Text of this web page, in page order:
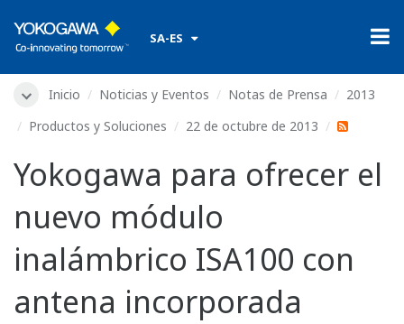
SA-ES
Inicio Noticias y Eventos Notas de Prensa
2013
Productos y Soluciones
22 de octubre de 2013
Yokogawa para ofrecer el
nuevo módulo
inalámbrico ISA100 con
antena incorporada